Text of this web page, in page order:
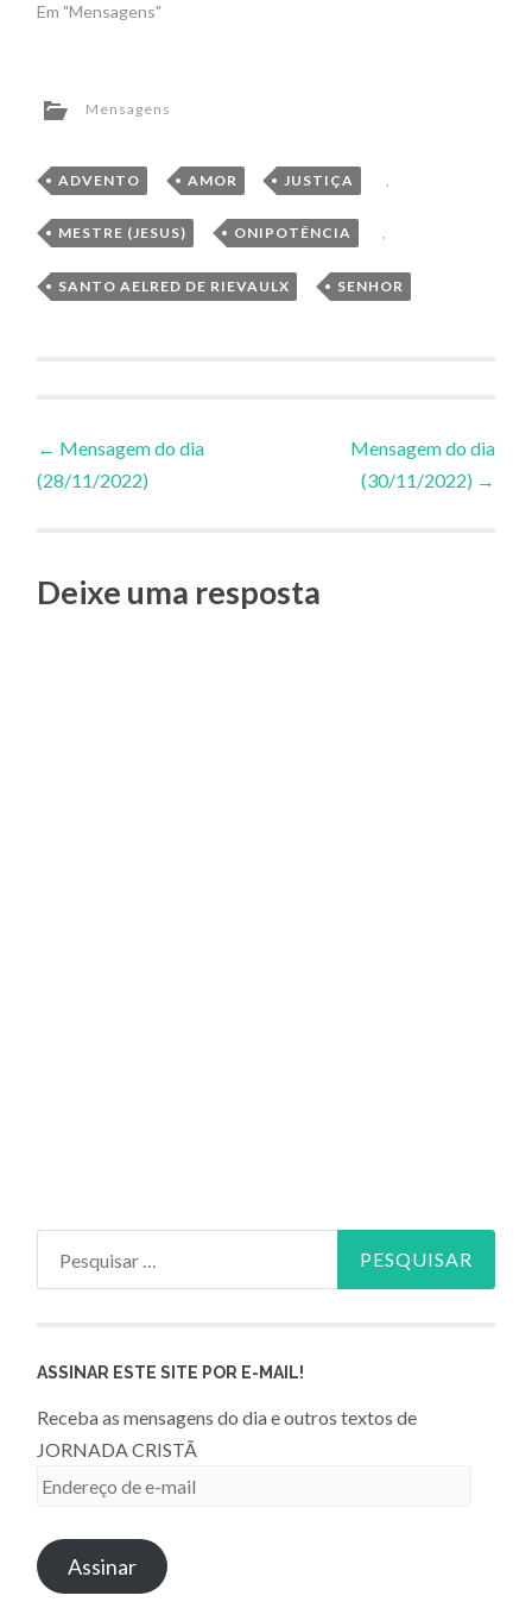
Em "Mensagens"
Mensagens
ADVENTO , AMOR , JUSTIÇA ,
MESTRE (JESUS) , ONIPOTÊNCIA ,
SANTO AELRED DE RIEVAULX , SENHOR
Navegação
de
Posts
← Mensagem do dia
(28/11/2022)
Mensagem do dia
(30/11/2022) →
Deixe uma resposta
ASSINAR ESTE SITE POR E-MAIL!
Receba as mensagens do dia e outros textos de
JORNADA CRISTÃ
Endereço
e-
mailAssinar